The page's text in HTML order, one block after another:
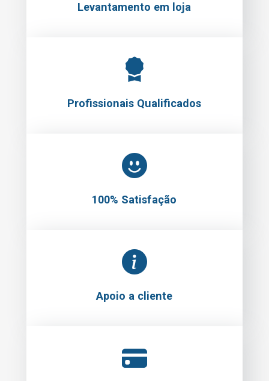
Levantamento em loja
Profissionais Qualificados
100% Satisfação
Apoio a cliente